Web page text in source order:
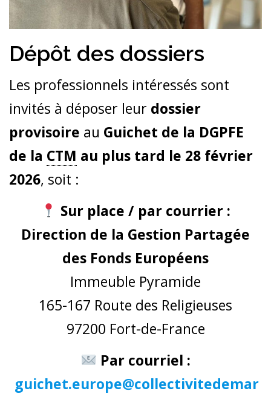
Dépôt des dossiers
Les professionnels intéressés sont
invités à déposer leur dossier
provisoire au Guichet de la DGPFE
de la CTM au plus tard le 28 février
2026, soit :
Sur place / par courrier :
Direction de la Gestion Partagée
des Fonds Européens
Immeuble Pyramide
165-167 Route des Religieuses
97200 Fort-de-France
Par courriel :
guichet.europe@collectivitedemar